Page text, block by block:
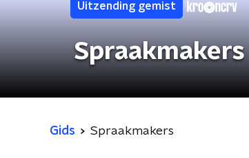
Uitzending gemist
Spraakmakers
Gids Spraakmakers